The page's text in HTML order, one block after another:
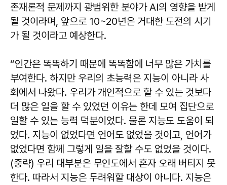
존재론적 문제까지 광범위한 분야가 AI의 영향을 받게
될 것이라며, 앞으로 10~20년은 거대한 도전의 시기
가 될 것이라고 예상한다.
“인간은 똑똑하기 때문에 똑똑함에 너무 많은 가치를
부여한다. 하지만 우리의 초능력은 지능이 아니라 사
회에서 나왔다. 우리가 개인적으로 할 수 있는 것보다
더 많은 일을 할 수 있었던 이유는 한데 모여 집단으로
일할 수 있는 능력 덕분이었다. 물론 지능도 도움이 되
었다. 지능이 없었다면 언어도 없었을 것이고, 언어가
없었다면 함께 그렇게 일을 잘할 수도 없었을 것이다.
(중략) 우리 대부분은 무인도에서 혼자 오래 버티지 못
한다. 따라서 지능은 두려워할 대상이 아니다. 지능은